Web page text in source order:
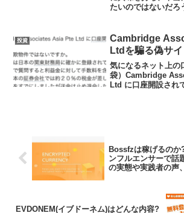
たいのではないだろ
んな内容なのか...
投資
Cambridge
Ltdを騙る偽サ
気になるネット上の
袋）Cambridge
Ltd に口座開設され
Bossfzは稼げるのか
ンフルエンサーで話
の実態や実践者の声
EVDONEM(イブドーネム)はどんな内容?